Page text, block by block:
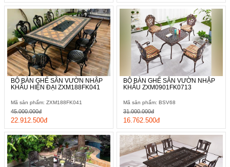
BỘ BÀN GHẾ SÂN VƯỜN NHẬP
KHẨU HIỆN ĐẠI ZXM188FK041
Mã sản phẩm: ZXM188FK041
22.912.500đ
45.000.000đ
BỘ BÀN GHẾ SÂN VƯỜN NHẬP
KHẨU ZXM0901FK0713
Mã sản phẩm: BSV68
16.762.500đ
31.000.000đ